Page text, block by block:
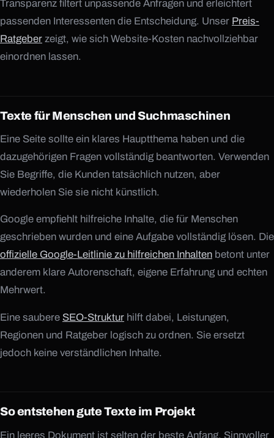
Transparenz filtert unpassende Anfragen und erleichtert
passenden Interessenten die Entscheidung. Unser Preis-
Ratgeber zeigt, wie sich Website-Kosten nachvollziehbar
einordnen lassen.
Texte für Menschen und Suchmaschinen
Eine Seite sollte ein klares Hauptthema haben und die
dazugehörigen Fragen vollständig beantworten. Verwenden
Sie Begriffe, die Kunden tatsächlich nutzen, aber
wiederholen Sie sie nicht künstlich.
Google empfiehlt hilfreiche Inhalte, die für Menschen
geschrieben wurden und eine Aufgabe vollständig lösen. Die
offizielle Google-Leitlinie zu hilfreichen Inhalten betont unter
anderem klare Autorenschaft, eigene Erfahrung und echten
Mehrwert.
Eine saubere SEO-Struktur hilft dabei, Leistungen,
Regionen und Ratgeber logisch zu ordnen. Sie ersetzt
jedoch keine verständlichen Inhalte.
So entstehen gute Texte im Projekt
Ein leeres Dokument ist selten der beste Anfang. Sinnvoller